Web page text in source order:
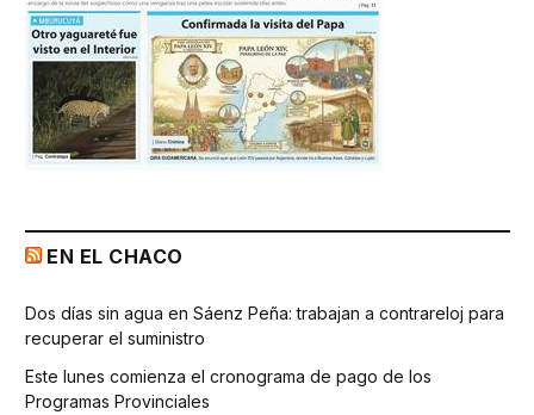
EN EL CHACO
Dos días sin agua en Sáenz Peña: trabajan a contrareloj para
recuperar el suministro
Este lunes comienza el cronograma de pago de los
Programas Provinciales